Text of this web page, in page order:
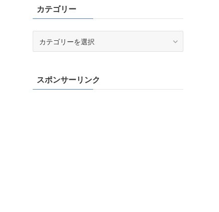
カテゴリー
ースポンサーリンク